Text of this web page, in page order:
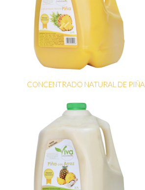
CONCENTRADO NATURAL DE PIÑA